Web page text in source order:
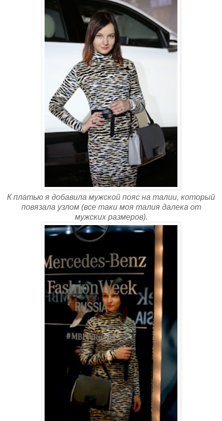
К платью я добавила мужской пояс на талии, который
повязала узлом (все таки моя талия далека от
мужских размеров).